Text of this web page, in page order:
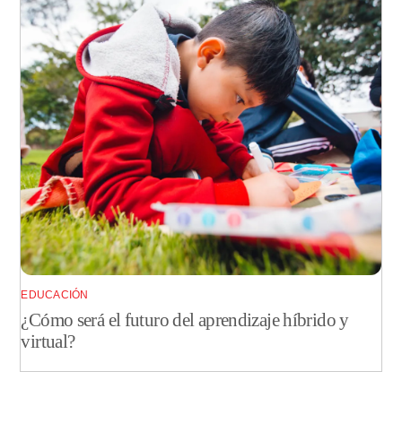
EDUCACIÓN
¿Cómo será el futuro del aprendizaje híbrido y
virtual?